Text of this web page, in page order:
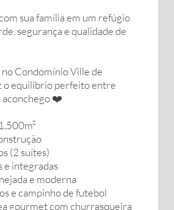
sua família em um refúgio
segurança e qualidade de
no Condomínio Ville de
o equilíbrio perfeito entre
aconchego ❤️
(2 suítes)
e integradas
e moderna
e campinho de futebol
gourmet com churrasqueira